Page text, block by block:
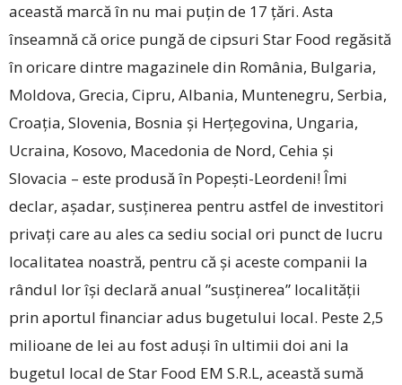
această marcă în nu mai puțin de 17 țări. Asta
înseamnă că orice pungă de cipsuri Star Food regăsită
în oricare dintre magazinele din România, Bulgaria,
Moldova, Grecia, Cipru, Albania, Muntenegru, Serbia,
Croația, Slovenia, Bosnia și Herțegovina, Ungaria,
Ucraina, Kosovo, Macedonia de Nord, Cehia și
Slovacia – este produsă în Popești-Leordeni! Îmi
declar, așadar, susținerea pentru astfel de investitori
privați care au ales ca sediu social ori punct de lucru
localitatea noastră, pentru că și aceste companii la
rândul lor își declară anual ”susținerea” localității
prin aportul financiar adus bugetului local. Peste 2,5
milioane de lei au fost aduși în ultimii doi ani la
bugetul local de Star Food EM S.R.L, această sumă